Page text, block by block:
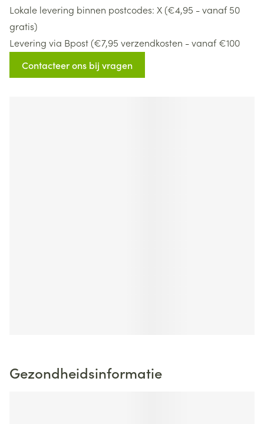
Lokale levering binnen postcodes: X (€4,95 - vanaf 50
gratis)
Levering via Bpost (€7,95 verzendkosten - vanaf €100
Contacteer ons bij vragen
Gezondheidsinformatie